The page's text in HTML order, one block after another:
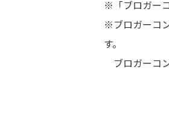
※「ブロガー
※ブロガーコ
す。
ブロガーコ